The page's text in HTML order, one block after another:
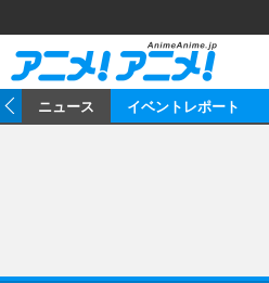
ニュース イベントレポート